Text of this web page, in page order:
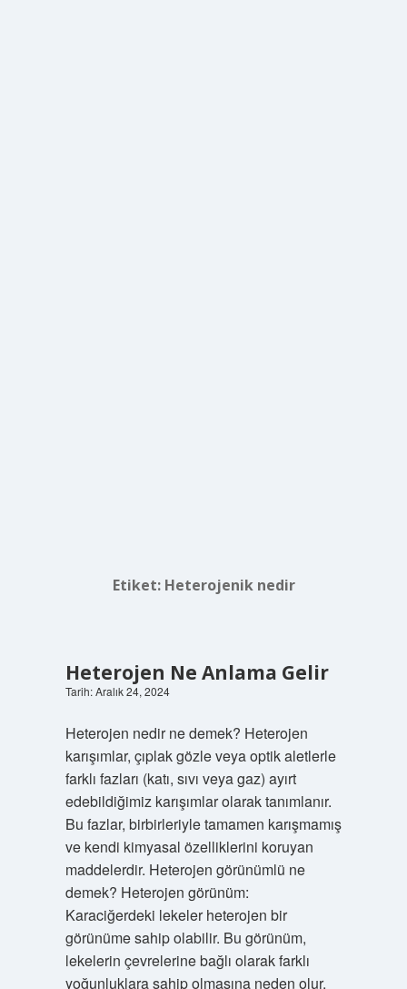
Etiket: Heterojenik nedir
Heterojen Ne Anlama Gelir
Tarih: Aralık 24, 2024
Heterojen nedir ne demek? Heterojen
karışımlar, çıplak gözle veya optik aletlerle
farklı fazları (katı, sıvı veya gaz) ayırt
edebildiğimiz karışımlar olarak tanımlanır.
Bu fazlar, birbirleriyle tamamen karışmamış
ve kendi kimyasal özelliklerini koruyan
maddelerdir. Heterojen görünümlü ne
demek? Heterojen görünüm:
Karaciğerdeki lekeler heterojen bir
görünüme sahip olabilir. Bu görünüm,
lekelerin çevrelerine bağlı olarak farklı
yoğunluklara sahip olmasına neden olur.